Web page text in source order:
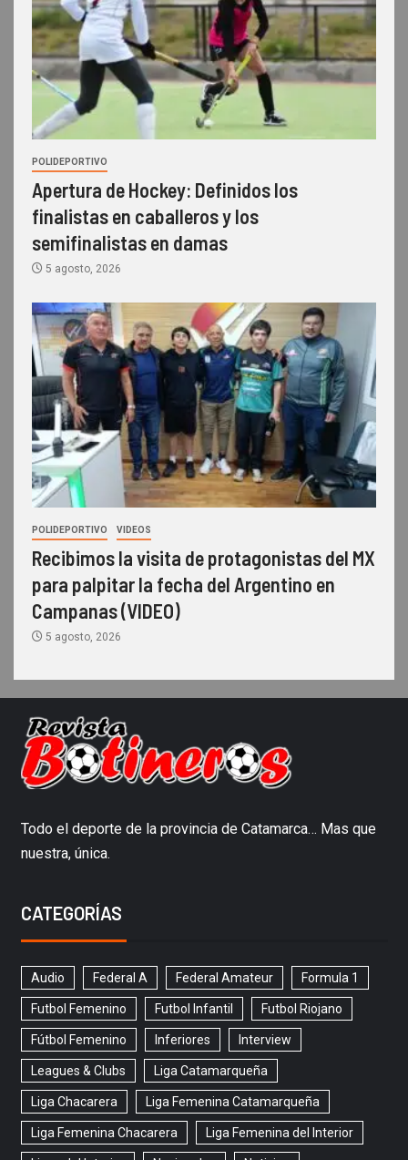
POLIDEPORTIVO
Apertura de Hockey: Definidos los
finalistas en caballeros y los
semifinalistas en damas
5 agosto, 2026
POLIDEPORTIVO VIDEOS
Recibimos la visita de protagonistas del MX
para palpitar la fecha del Argentino en
Campanas (VIDEO)
5 agosto, 2026
Todo el deporte de la provincia de Catamarca… Mas que
nuestra, única.
CATEGORÍAS
Audio Federal A Federal Amateur Formula 1
Futbol Femenino Futbol Infantil Futbol Riojano
Fútbol Femenino Inferiores Interview
Leagues & Clubs Liga Catamarqueña
Liga Chacarera Liga Femenina Catamarqueña
Liga Femenina Chacarera Liga Femenina del Interior